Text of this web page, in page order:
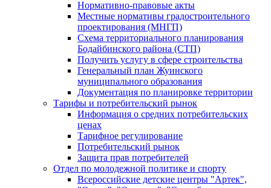
Нормативно-правовые акты
Местные нормативы градостроительного
проектирования (МНГП)
Схема территориального планирования
Бодайбинского района (СТП)
Получить услугу в сфере строительства
Генеральный план Жуинского
муниципального образования
Документация по планировке территории
Тарифы и потребительский рынок
Информация о средних потребительских
ценах
Тарифное регулирование
Потребительский рынок
Защита прав потребителей
Отдел по молодежной политике и спорту
Всероссийские детские центры "Артек",